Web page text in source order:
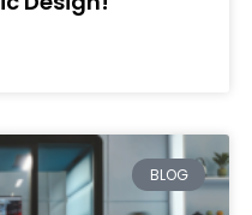
BLOG